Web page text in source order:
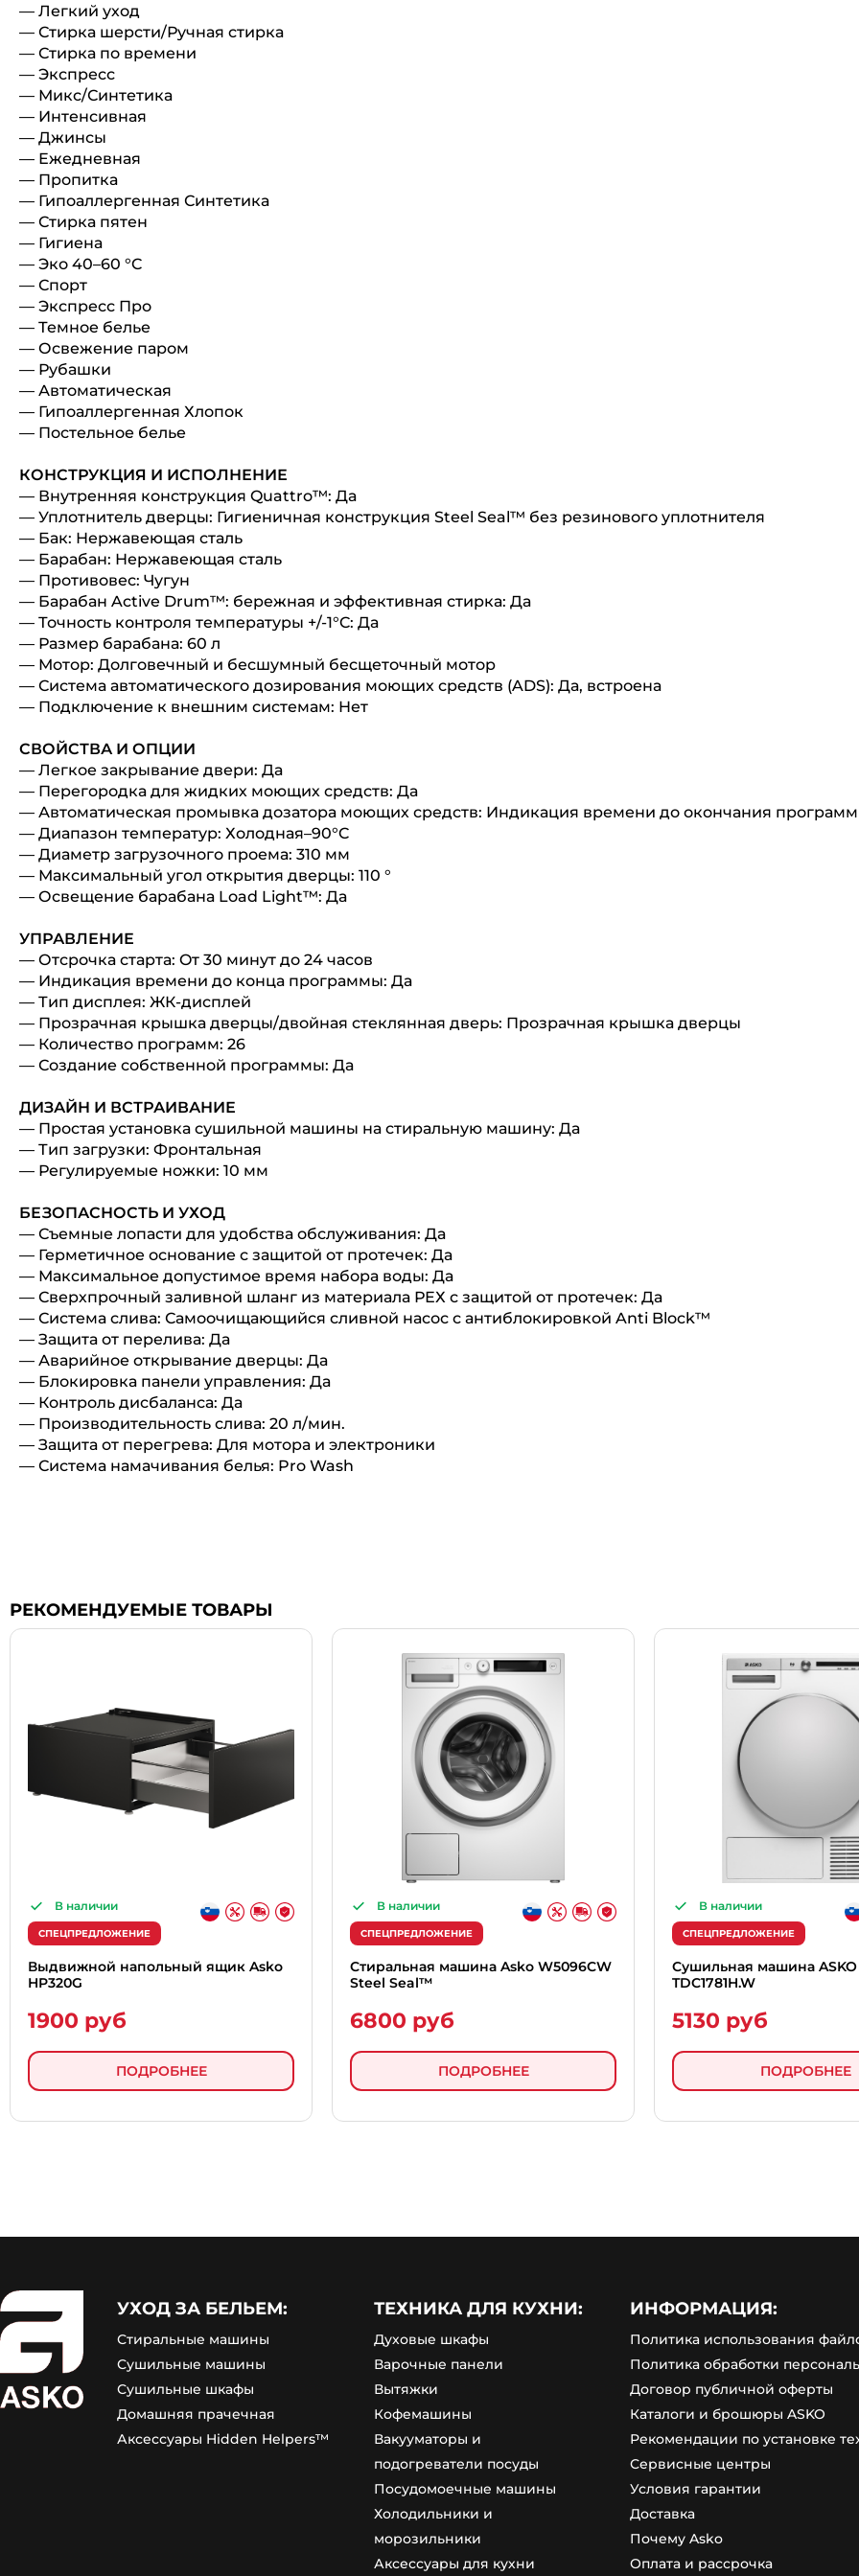
— Легкий уход
— Стирка шерсти/Ручная стирка
— Стирка по времени
— Экспресс
— Микс/Синтетика
— Интенсивная
— Джинсы
— Ежедневная
— Пропитка
— Гипоаллергенная Синтетика
— Стирка пятен
— Гигиена
— Эко 40–60 °C
— Спорт
— Экспресс Про
— Темное белье
— Освежение паром
— Рубашки
— Автоматическая
— Гипоаллергенная Хлопок
— Постельное белье
КОНСТРУКЦИЯ И ИСПОЛНЕНИЕ
— Внутренняя конструкция Quattro™: Да
— Уплотнитель дверцы: Гигиеничная конструкция Steel Seal™ без резинового уплотнителя
— Бак: Нержавеющая сталь
— Барабан: Нержавеющая сталь
— Противовес: Чугун
— Барабан Active Drum™: бережная и эффективная стирка: Да
— Точность контроля температуры +/-1°C: Да
— Размер барабана: 60 л
— Мотор: Долговечный и бесшумный бесщеточный мотор
— Система автоматического дозирования моющих средств (ADS): Да, встроена
— Подключение к внешним системам: Нет
СВОЙСТВА И ОПЦИИ
— Легкое закрывание двери: Да
— Перегородка для жидких моющих средств: Да
— Автоматическая промывка дозатора моющих средств: Индикация времени до окончания
— Диапазон температур: Холодная–90°C
— Диаметр загрузочного проема: 310 мм
— Максимальный угол открытия дверцы: 110 °
— Освещение барабана Load Light™: Да
УПРАВЛЕНИЕ
— Отсрочка старта: Oт 30 минут до 24 часов
— Индикация времени до конца программы: Да
— Тип дисплея: ЖК-дисплей
— Прозрачная крышка дверцы/двойная стеклянная дверь: Прозрачная крышка дверцы
— Количество программ: 26
— Создание собственной программы: Да
ДИЗАЙН И ВСТРАИВАНИЕ
— Простая установка сушильной машины на стиральную машину: Да
— Тип загрузки: Фронтальная
— Регулируемые ножки: 10 мм
БЕЗОПАСНОСТЬ И УХОД
— Съемные лопасти для удобства обслуживания: Да
— Герметичное основание с защитой от протечек: Да
— Максимальное допустимое время набора воды: Да
— Сверхпрочный заливной шланг из материала РЕХ с защитой от протечек: Да
— Система слива: Самоочищающийся сливной насос с антиблокировкой Anti Block™
— Защита от перелива: Да
— Аварийное открывание дверцы: Да
— Блокировка панели управления: Да
— Контроль дисбаланса: Да
— Производительность слива: 20 л/мин.
— Защита от перегрева: Для мотора и электроники
— Система намачивания белья: Pro Wash
РЕКОМЕНДУЕМЫЕ ТОВАРЫ
В наличии
СПЕЦПРЕДЛОЖЕНИЕ
Выдвижной напольный ящик Asko
HP320G
1900 руб
ПОДРОБНЕЕ
В наличии
СПЕЦПРЕДЛОЖЕНИЕ
Стиральная машина Asko W5096CW
Steel Seal™
6800 руб
ПОДРОБНЕЕ
В наличии
СПЕЦПРЕДЛОЖЕНИЕ
Сушильная машина ASKO
TDC1781H.W
5130 руб
ПОДРОБНЕЕ
УХОД ЗА БЕЛЬЕМ:
Стиральные машины
Сушильные машины
Сушильные шкафы
Домашняя прачечная
Аксессуары Hidden Helpers™
ТЕХНИКА ДЛЯ КУХНИ:
Духовые шкафы
Варочные панели
Вытяжки
Кофемашины
Вакууматоры и
подогреватели посуды
Посудомоечные машины
Холодильники и
морозильники
Аксессуары для кухни
ИНФОРМАЦИЯ:
Политика использования
Политика обработки
Договор публичной оферты
Каталоги и брошюры ASKO
Рекомендации по установке
Сервисные центры
Условия гарантии
Доставка
Почему Asko
Оплата и рассрочка